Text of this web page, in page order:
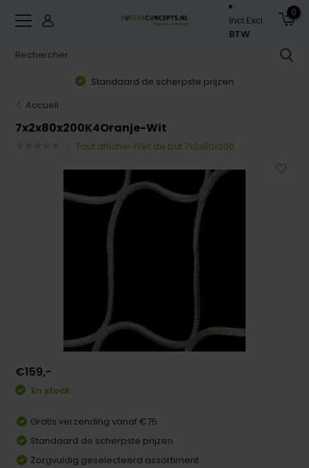
Incl.Excl.
BTW
0
Standaard de scherpste prijzen
Accueil
7x2x80x200K4Oranje-Wit
Tout afficher Filet de but 7x2x80x200
€159,-
En stock:
Gratis verzending vanaf €75
Standaard de scherpste prijzen
Zorgvuldig geselecteerd assortiment